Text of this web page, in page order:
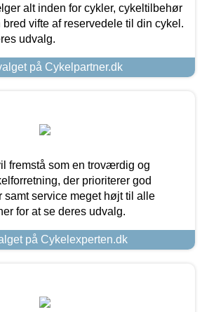
alt inden for cykler, cykeltilbehør
vifte af reservedele til din cykel.
udvalg.
på Cykelpartner.dk
fremstå som en troværdig og
der prioriterer god
samt service meget højt til alle
for at se deres udvalg.
på Cykelexperten.dk